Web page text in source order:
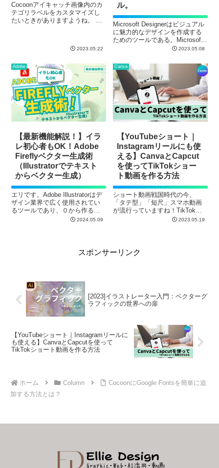
Cocoonアイキャッチ画像内のカ
テゴリラベルをカスタマイズし
たいときがありますようね。 下
ッチ画像内のカテゴリラベルの
2023.05.22
ル。
Microsoft Designerはビジュアル
に魅力的なデザインを作成する
ためのツールである。Microsoft
365の一部として、さまざまなタ
ための幅広い機能を提供する包
括的なグラフィックデザインツ
ールで...
2023.05.08
Adobe
【最新機能解説！】イラ
レ初心者もOK！Adobe
Fireflyベクター生成術
（Illustratorでテキスト
からベクター生成）
エリです。Adobe Illustratorはデ
ザイン業界で広く使用されてい
るツールであり、０から作るの
は大変ですようね。 いまは
2024.05.09
Canva
【YouTubeショート｜
Instagramリールにも使
える】CanvaとCapcut
を使ってTikTokショー
ト動画を作る方法
ショート動画戦国時代の今、
「タテ型」「短尺」スマホ動画
が流行っていますね！TikTok｜
YouTubeショート｜Instagramリ
2023.05.19
スポンサーリンク
[2023]イラストレーター入門：ベクターグ
ラフィックの世界への扉
【YouTubeショート｜Instagramリールに
も使える】CanvaとCapcutを使って
TikTokショート動画を作る方法
ホーム Column
CocoonにGoogle Fontsを簡単に追
加する方法とは？